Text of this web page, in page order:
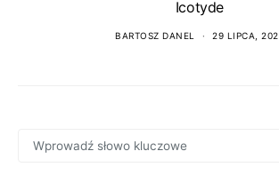
Icotyde
BARTOSZ DANEL 29 LIPCA,
FOR: